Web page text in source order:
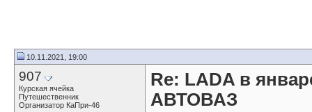
10.11.2021, 19:00
907
Курская ячейка
Путешественник
Организатор КаПри-46
Re: LADA в
АВТОВАЗ